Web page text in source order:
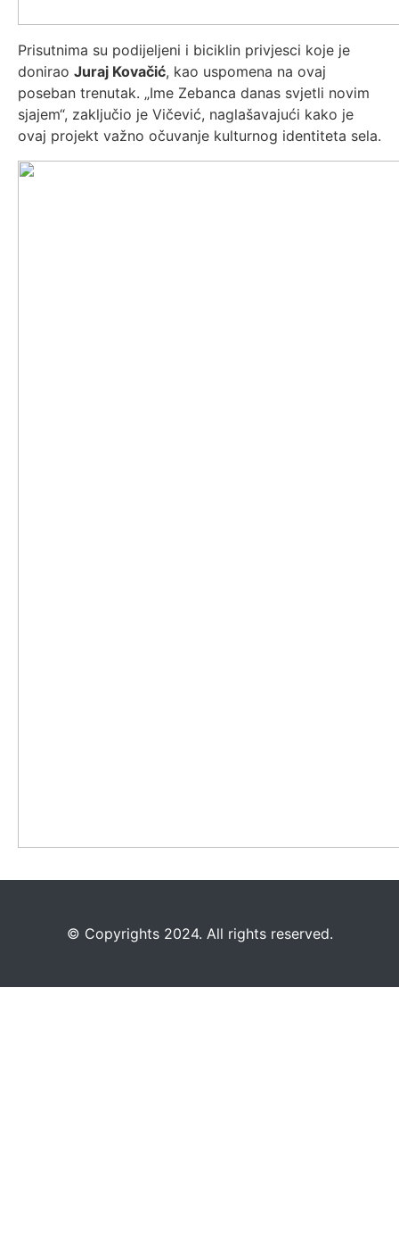
Prisutnima su podijeljeni i biciklin privjesci koje je
donirao Juraj Kovačić, kao uspomena na ovaj
poseban trenutak. „Ime Zebanca danas svjetli novim
sjajem“, zaključio je Vičević, naglašavajući kako je
ovaj projekt važno očuvanje kulturnog identiteta sela.
©️ Copyrights 2024. All rights reserved.